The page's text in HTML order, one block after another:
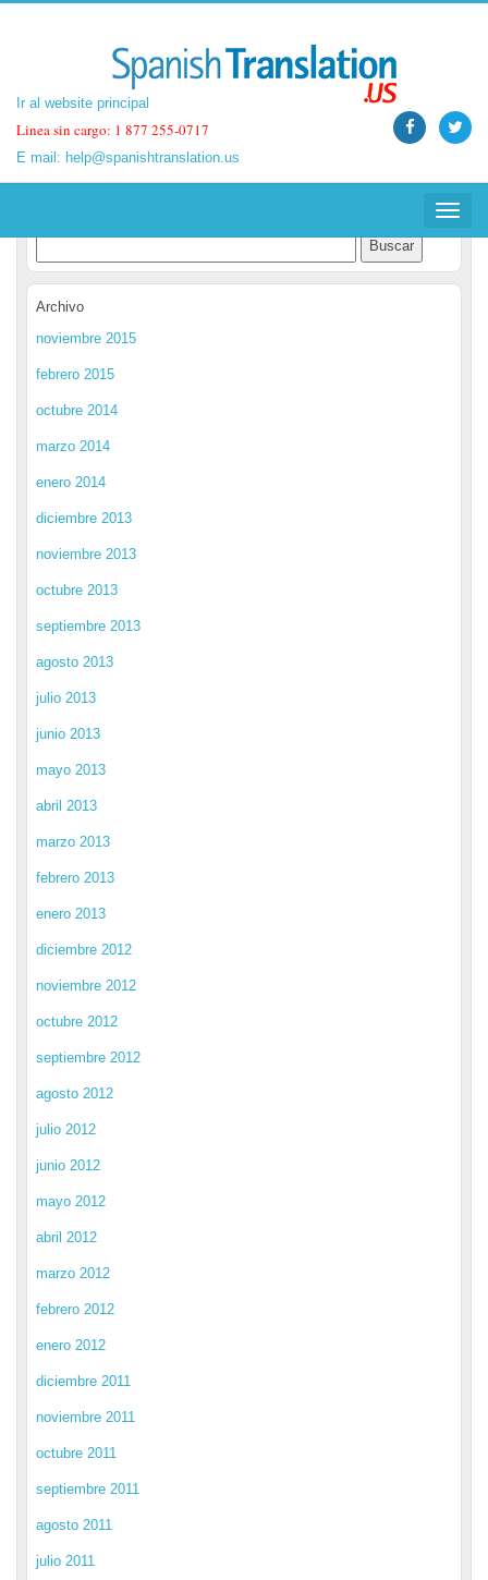
Ir al website principal
Linea sin cargo: 1 877 255-0717
E mail: help@spanishtranslation.us
Toggle
Ir al website principal
Linea sin cargo: 1 877 255-0717
E mail: help@spanishtranslation.us
Toggle
Spanish Translation Blog
Archivo
noviembre 2015
febrero 2015
octubre 2014
marzo 2014
enero 2014
diciembre 2013
noviembre 2013
octubre 2013
septiembre 2013
agosto 2013
julio 2013
junio 2013
mayo 2013
abril 2013
marzo 2013
febrero 2013
enero 2013
diciembre 2012
noviembre 2012
octubre 2012
septiembre 2012
agosto 2012
julio 2012
junio 2012
mayo 2012
abril 2012
marzo 2012
febrero 2012
enero 2012
diciembre 2011
noviembre 2011
octubre 2011
septiembre 2011
agosto 2011
julio 2011